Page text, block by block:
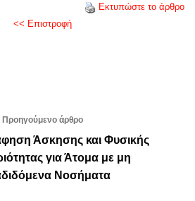
Εκτυπώστε το άρθρο
<< Επιστροφή
Προηγούμενο άρθρο
Άσκησης και Φυσικής
για Άτομα με μη
Νοσήματα